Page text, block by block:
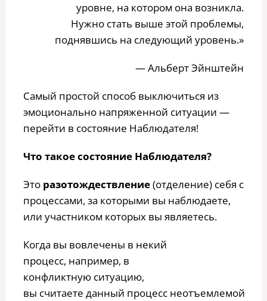
уровне, на котором она возникла.
Нужно стать выше этой проблемы,
поднявшись на следующий уровень.»
— Альберт Эйнштейн
Самый простой способ выключиться из
эмоционально напряженной ситуации —
перейти в состояние Наблюдателя!
Что такое состояние Наблюдателя?
Это разотождествление(отделение) себя с
процессами, за которыми вы наблюдаете,
или участником которых вы являетесь.
Когда вы вовлечены в некий
процесс, например, в
конфликтную ситуацию,
вы считаете данный процесс неотъемлемой